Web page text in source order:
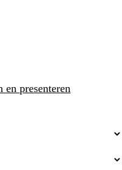
presenteren